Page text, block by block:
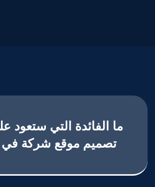
ما الفائدة التي ستعود
تصميم موقع شركة في 2026